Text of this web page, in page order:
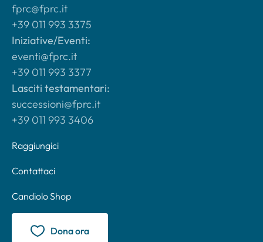
fprc@fprc.it
+39 011 993 3375
Iniziative/Eventi:
eventi@fprc.it
+39 011 993 3377
Lasciti testamentari:
successioni@fprc.it
+39 011 993 3406
Raggiungici
Contattaci
Candiolo Shop
Dona ora